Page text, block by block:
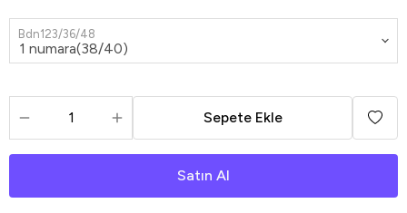
Bdn123/36/48
Sepete Ekle
Satın Al